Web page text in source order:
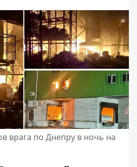
врага по Днепру в ночь на